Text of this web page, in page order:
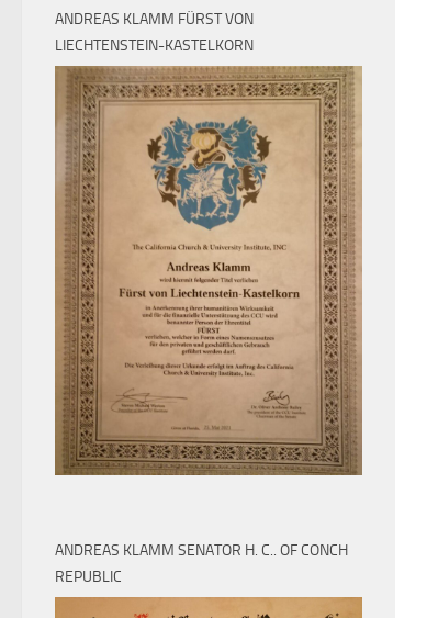
ANDREAS KLAMM FÜRST VON
LIECHTENSTEIN-KASTELKORN
ANDREAS KLAMM SENATOR H. C.. OF CONCH
REPUBLIC